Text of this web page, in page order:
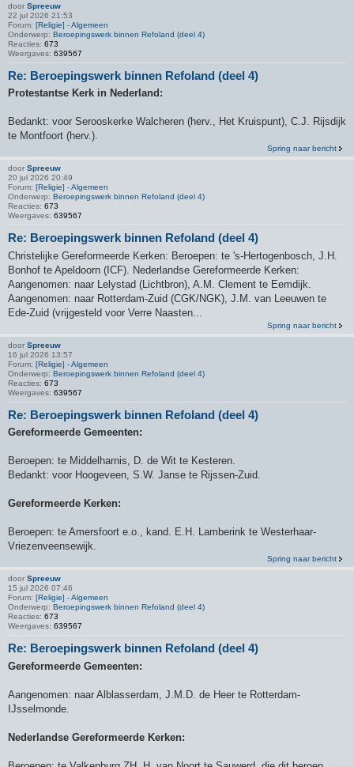
door Spreeuw
22 jul 2026 21:53
Forum: [Religie] - Algemeen
Onderwerp: Beroepingswerk binnen Refoland (deel 4)
Reacties: 673
Weergaves: 639567
Re: Beroepingswerk binnen Refoland (deel 4)
Protestantse Kerk in Nederland:
Bedankt: voor Serooskerke Walcheren (herv., Het Kruispunt), C.J. Rijsdijk
te Montfoort (herv.).
Spring naar bericht
door Spreeuw
20 jul 2026 20:49
Forum: [Religie] - Algemeen
Onderwerp: Beroepingswerk binnen Refoland (deel 4)
Reacties: 673
Weergaves: 639567
Re: Beroepingswerk binnen Refoland (deel 4)
Christelijke Gereformeerde Kerken: Beroepen: te 's-Hertogenbosch, J.H.
Bonhof te Apeldoorn (ICF). Nederlandse Gereformeerde Kerken:
Aangenomen: naar Lelystad (Lichtbron), A.M. Clement te Eemdijk.
Aangenomen: naar Rotterdam-Zuid (CGK/NGK), J.M. van Leeuwen te
Ede-Zuid (vrijgesteld voor Verre Naasten...
Spring naar bericht
door Spreeuw
16 jul 2026 13:57
Forum: [Religie] - Algemeen
Onderwerp: Beroepingswerk binnen Refoland (deel 4)
Reacties: 673
Weergaves: 639567
Re: Beroepingswerk binnen Refoland (deel 4)
Gereformeerde Gemeenten:
Beroepen: te Middelharnis, D. de Wit te Kesteren.
Bedankt: voor Hoogeveen, S.W. Janse te Rijssen-Zuid.
Gereformeerde Kerken:
Beroepen: te Amersfoort e.o., kand. E.H. Lamberink te Westerhaar-
Vriezenveensewijk.
Spring naar bericht
door Spreeuw
15 jul 2026 07:46
Forum: [Religie] - Algemeen
Onderwerp: Beroepingswerk binnen Refoland (deel 4)
Reacties: 673
Weergaves: 639567
Re: Beroepingswerk binnen Refoland (deel 4)
Gereformeerde Gemeenten:
Aangenomen: naar Alblasserdam, J.M.D. de Heer te Rotterdam-
IJsselmonde.
Nederlandse Gereformeerde Kerken: